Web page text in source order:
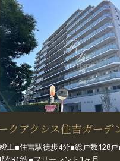
クアクシス住吉ガーデ
工■住吉駅徒歩4分■総戸数128